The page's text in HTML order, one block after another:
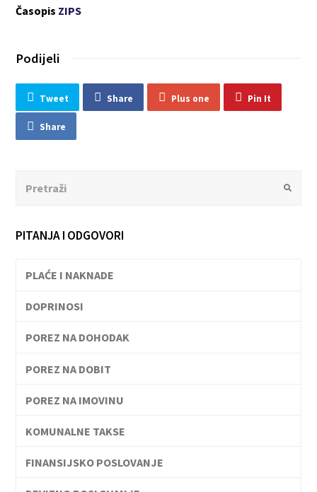
Časopis ZIPS
Podijeli
Tweet Share Plus one Pin It
Share
Submit
PITANJA I ODGOVORI
PLAĆE I NAKNADE
DOPRINOSI
POREZ NA DOHODAK
POREZ NA DOBIT
POREZ NA IMOVINU
KOMUNALNE TAKSE
FINANSIJSKO POSLOVANJE